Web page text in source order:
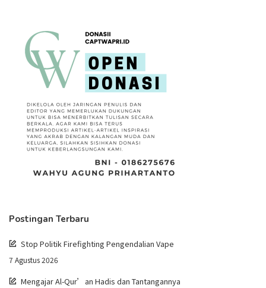
Postingan Terbaru
Stop Politik Firefighting Pengendalian Vape
7 Agustus 2026
Mengajar Al-Qur’an Hadis dan Tantangannya